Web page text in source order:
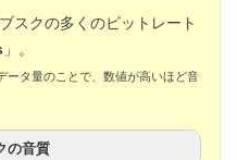
スクの多くのビットレート
」。
タ量のことで、数値が高いほど音
の音質